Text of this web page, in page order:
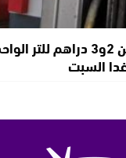
زيادة مرتقبة ما بين 2و3
غدا السبت